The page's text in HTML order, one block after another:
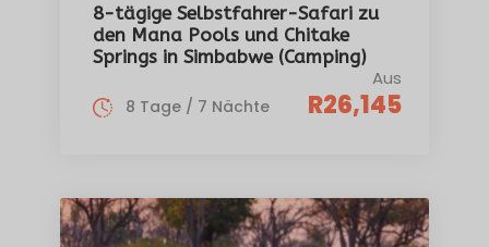
8-tägige Selbstfahrer-Safari zu
den Mana Pools und Chitake
Springs in Simbabwe (Camping)
Aus
R26,145
8 Tage / 7 Nächte